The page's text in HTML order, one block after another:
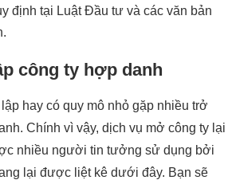
định tại Luật Đầu tư và các văn bản
công ty hợp danh
hay có quy mô nhỏ gặp nhiều trở
Chính vì vậy, dịch vụ mở công ty lại
nhiều người tin tưởng sử dụng bởi
lại được liệt kê dưới đây. Bạn sẽ